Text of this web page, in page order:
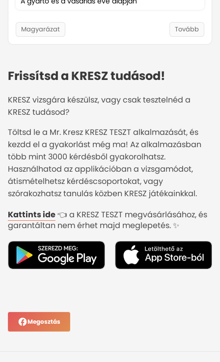
Magyarázat Tovább
Frissítsd a KRESZ tudásod!
KRESZ vizsgára készülsz, vagy csak tesztelnéd a
KRESZ tudásod?
Töltsd le a Mr. Kresz KRESZ TESZT alkalmazását, és
kezdd el a gyakorlást még ma! Az alkalmazásban
több mint 3000 kérdésből gyakorolhatsz.
Használhatod az applikációban a vizsgamódot,
átismételhetsz kérdéscsoportokat, vagy
szórakozhatsz tanulás közben KRESZ játékainkkal.
Kattints ide👈 a KRESZ TESZT megvásárlásához, és
garantáltan nem érhet majd meglepetés. ✨
Megosztás